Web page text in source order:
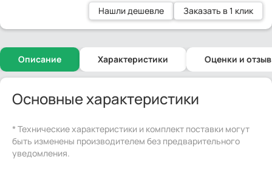
Нашли дешевле Заказать в 1 клик
Описание Характеристики Оценки и
Основные характеристики
* Технические характеристики и комплект поставки могут
быть изменены производителем без предварительного
уведомления.